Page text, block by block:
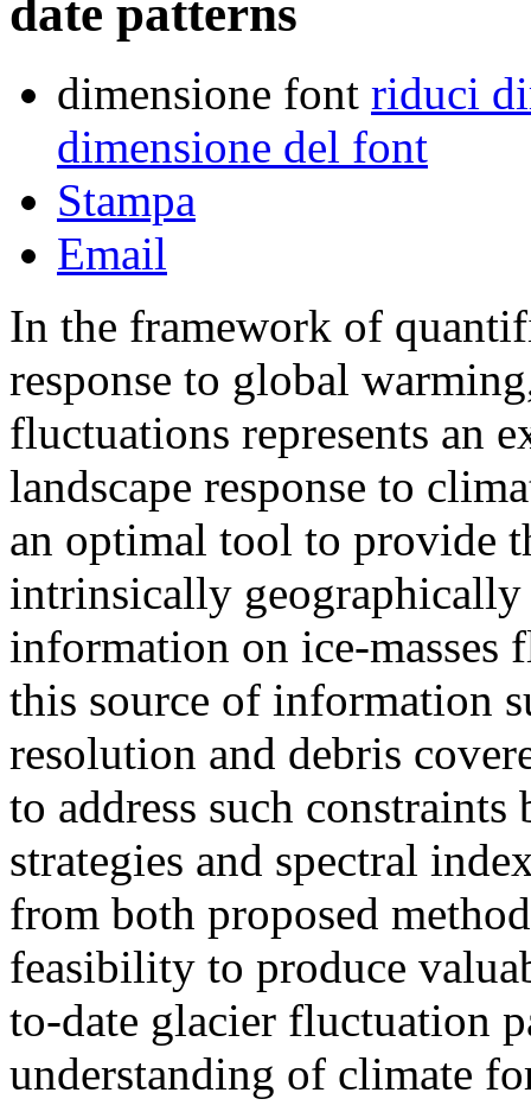
date patterns
dimensione font riduci
dimensione del font
Stampa
Email
In the framework of
response to global
fluctuations represents an
landscape response to
an optimal tool to provide
intrinsically geographically
information on ice-masses
this source of information
resolution and debris
to address such
strategies and spectral
from both proposed
feasibility to produce
to-date glacier fluctuation
understanding of climate